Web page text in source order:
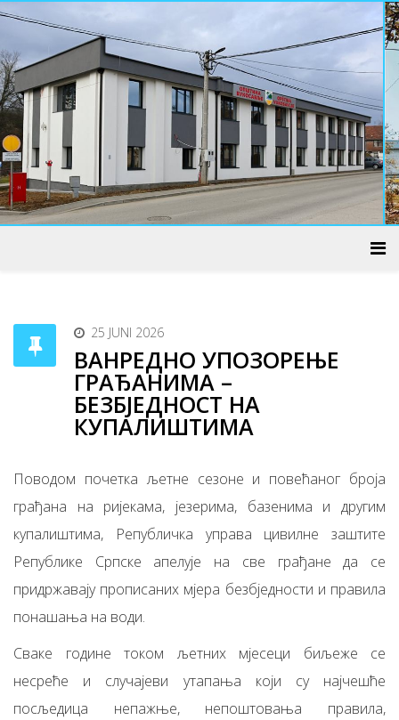
25 JUNI 2026
ВАНРЕДНО УПОЗОРЕЊЕ
ГРАЂАНИМА –
БЕЗБЈЕДНОСТ НА
КУПАЛИШТИМА
Поводом почетка љетне сезоне и повећаног броја
грађана на ријекама, језерима, базенима и другим
купалиштима, Републичка управа цивилне заштите
Републике Српске апелује на све грађане да се
придржавају прописаних мјера безбједности и правила
понашања на води.
Сваке године током љетних мјесеци биљеже се
несреће и случајеви утапања који су најчешће
посљедица непажње, непоштовања правила,